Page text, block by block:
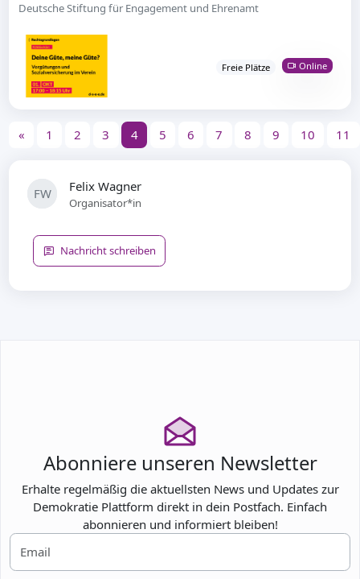
Deutsche Stiftung für Engagement und Ehrenamt
Freie Plätze Online
« 1 2 3 4 5 6 7 8 9 10 11
FW Felix Wagner
Organisator*in
Nachricht schreiben
Abonniere unseren Newsletter
Erhalte regelmäßig die aktuellsten News und Updates zur
Demokratie Plattform direkt in dein Postfach. Einfach
abonnieren und informiert bleiben!